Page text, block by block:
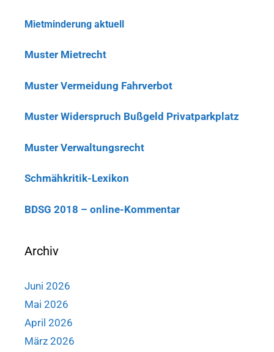
Mietminderung aktuell
Muster Mietrecht
Muster Vermeidung Fahrverbot
Muster Widerspruch Bußgeld Privatparkplatz
Muster Verwaltungsrecht
Schmähkritik-Lexikon
BDSG 2018 – online-Kommentar
Archiv
Juni 2026
Mai 2026
April 2026
März 2026